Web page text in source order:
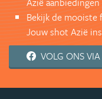
Bekijk de mooiste
Jouw shot Azië
VOLG ONS